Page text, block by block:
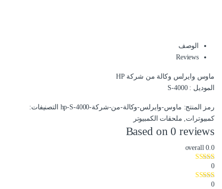
الوصف
Reviews
ماوس وايرلس وكالة من شركة HP
الموديل : S-4000
رمز المنتج: ماوس-وايرلس-وكالة-من-شركة-hp-S-4000
التصنيفات:
كمبيوترات, ملحقات الكمبيوتر
Based on 0 reviews
0.0
overall
0
0